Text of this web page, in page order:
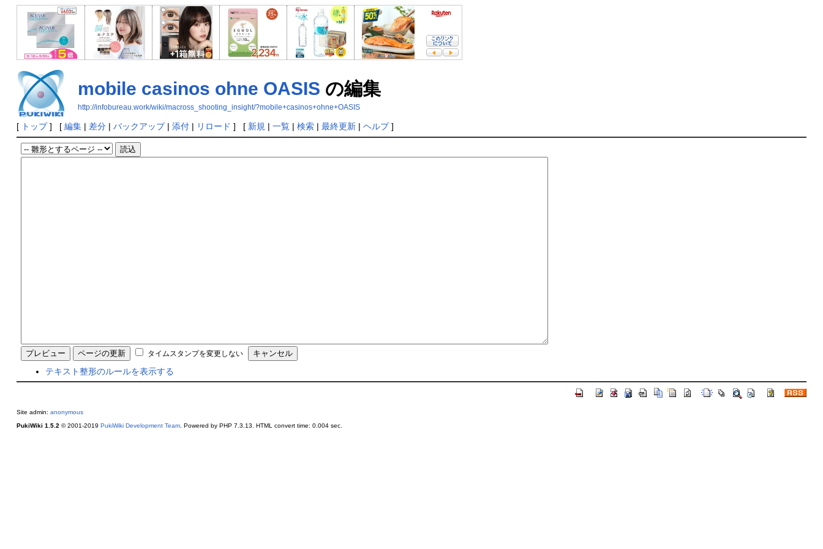
mobile casinos ohne OASIS の編集
http://infobureau.work/wiki/macross_shooting_insight/?mobile+casinos+ohne+OASIS
[ トップ] [ 編集| 差分| バックアップ| 添付| リロード ] [ 新規 | 一覧| 検索| 最終更新| ヘルプ]
タイムスタンプを変更しない
テキスト整形のルールを表示する
Site admin: anonymous
PukiWiki 1.5.2 © 2001-2019 PukiWiki Development Team. Powered by PHP 7.3.13. HTML convert time: 0.004 sec.